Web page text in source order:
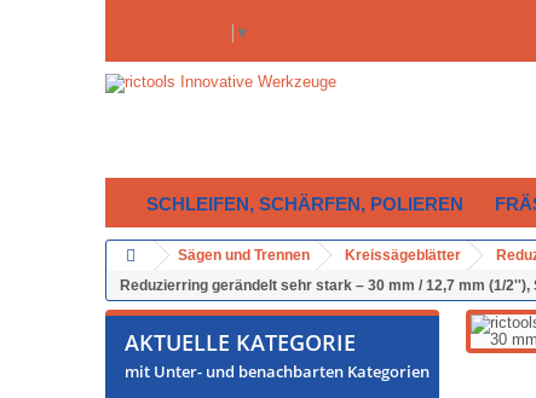
▼
SCHLEIFEN, SCHÄRFEN, POLIEREN
Sägen und Trennen Kreissägeblätter
Reduzierring gerändelt sehr stark – 30 mm / 12,7 mm (1/2''),
AKTUELLE KATEGORIE
mit Unter- und benachbarten Kategorien